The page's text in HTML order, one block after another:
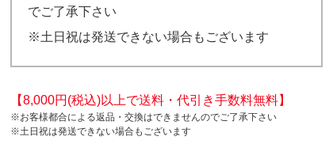
でご了承下さい
※土日祝は発送できない場合もございます
【8,000円(税込)以上で送料・代引き手数料無料】
※お客様都合による返品・交換はできませんのでご了承下さい
※土日祝は発送できない場合もございます